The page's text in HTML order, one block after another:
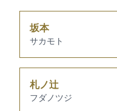
坂本
サカモト
札ノ辻
フダノツジ